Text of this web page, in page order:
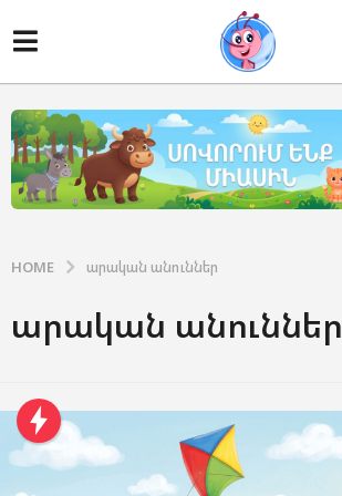
HOME արական անուններ
արական անուններ